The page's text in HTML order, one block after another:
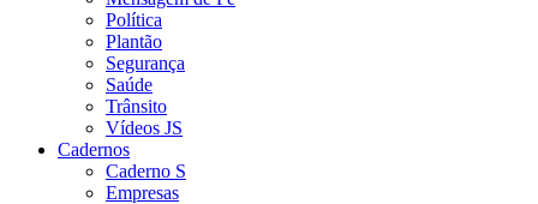
Política
Plantão
Segurança
Saúde
Trânsito
Vídeos JS
Cadernos
Caderno S
Empresas